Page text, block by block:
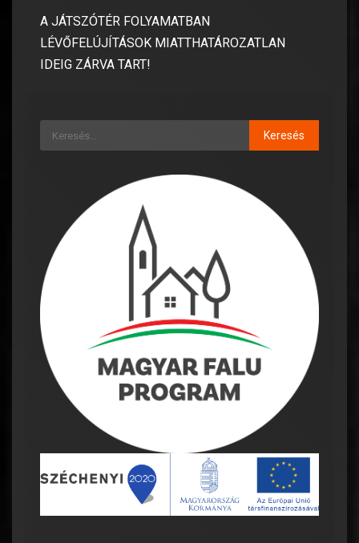
A JÁTSZÓTÉR FOLYAMATBAN
LÉVŐFELÚJÍTÁSOK MIATTHATÁROZATLAN
IDEIG ZÁRVA TART!